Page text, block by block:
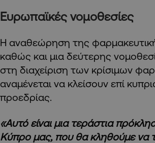
Ευρωπαϊκές νομοθεσίες
Η αναθεώρηση της
καθώς και μια δεύτερης
στη διαχείριση των κρίσιμων
αναμένεται να κλείσουν επί
προεδρίας.
«Αυτό είναι μια τεράστια
Κύπρο μας, που θα κληθούμε να